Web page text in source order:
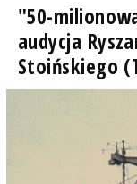
"50-
audycja
Stoińskiego